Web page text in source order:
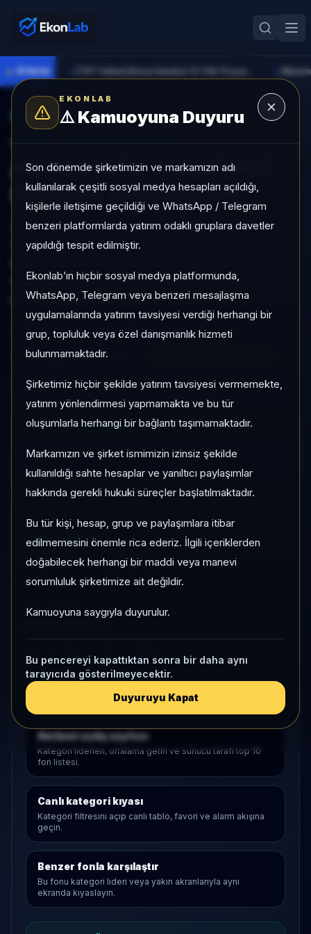
EKONLAB
⚠️Kamuoyuna Duyuru
Son dönemde şirketimizin ve markamızın adı
kullanılarak çeşitli sosyal medya hesapları açıldığı,
kişilerle iletişime geçildiği ve WhatsApp / Telegram
benzeri platformlarda yatırım odaklı gruplara davetler
yapıldığı tespit edilmiştir.
Ekonlab’ın hiçbir sosyal medya platformunda,
WhatsApp, Telegram veya benzeri mesajlaşma
uygulamalarında yatırım tavsiyesi verdiği herhangi bir
grup, topluluk veya özel danışmanlık hizmeti
bulunmamaktadır.
Şirketimiz hiçbir şekilde yatırım tavsiyesi vermemekte,
yatırım yönlendirmesi yapmamakta ve bu tür
oluşumlarla herhangi bir bağlantı taşımamaktadır.
Markamızın ve şirket ismimizin izinsiz şekilde
kullanıldığı sahte hesaplar ve yanıltıcı paylaşımlar
hakkında gerekli hukuki süreçler başlatılmaktadır.
Bu tür kişi, hesap, grup ve paylaşımlara itibar
edilmemesini önemle rica ederiz. İlgili içeriklerden
doğabilecek herhangi bir maddi veya manevi
sorumluluk şirketimize ait değildir.
Kamuoyuna saygıyla duyurulur.
Bu pencereyi kapattıktan sonra bir daha aynı
tarayıcıda gösterilmeyecektir.
Duyuruyu Kapat
● PİYASA
AI Fon Radar Serbest
SUNUCU TARAFI FON GIRIŞI
AK PORTFÖY ONÜÇÜNCÜ
SERBEST (DÖVİZ) FON
AK PORTFÖY ONÜÇÜNCÜ SERBEST (DÖVİZ) FON,
Serbest kategorisinde son 1 ayda +%1,74 getiri,
volatilitesi %0,08 ve Aktif KAP KAP yoğunluğu ile
izlenebilen bir fondur.
OUN Serbest Risk:Düşük
Son fiyat:53,207738
Son işlem farkı: 0 gün
1 AY VE 3 AY PERFORMANS
+%1,74
3 Ay:+%5,79
KATEGORI KONUMU
429/933
Momentum bazlı kategori içi sıra
Araştırma Akışı
Serbestaçılış sayfası
Kategori liderleri, ortalama getiri ve sunucu tarafı top 10
fon listesi.
Canlı kategori kıyası
Kategori filtresini açıp canlı tablo, favori ve alarm akışına
geçin.
Benzer fonla karşılaştır
Bu fonu kategori lideri veya yakın akranlarıyla aynı
ekranda kıyaslayın.